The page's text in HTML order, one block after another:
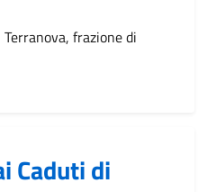
frazione di
Caduti di